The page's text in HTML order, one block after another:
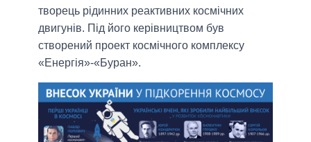
творець рідинних реактивних космічних
двигунів. Під його керівництвом був
створений проект космічного комплексу
«Енергія»-«Буран».